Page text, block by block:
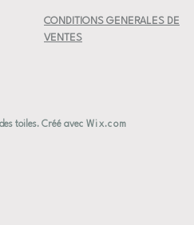
toiles. Créé avec Wix.com
CONDITIONS GENERALES DE
VENTES